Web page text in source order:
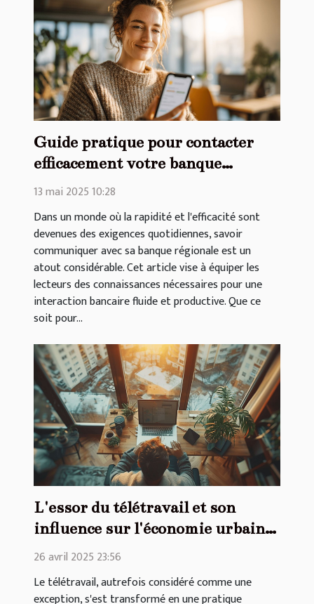
Guide pratique pour contacter
efficacement votre banque
régionale
13 mai 2025 10:28
Dans un monde où la rapidité et l'efficacité sont
devenues des exigences quotidiennes, savoir
communiquer avec sa banque régionale est un
atout considérable. Cet article vise à équiper les
lecteurs des connaissances nécessaires pour une
interaction bancaire fluide et productive. Que ce
soit pour...
L'essor du télétravail et son
influence sur l'économie urbaine
répartition des entreprises et
26 avril 2025 23:56
Le télétravail, autrefois considéré comme une
exception, s'est transformé en une pratique